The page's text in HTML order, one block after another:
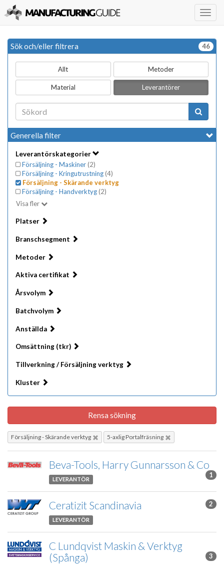
Sök och/eller filtrera 46
Allt Metoder
Material Leverantörer
Generella filter
Leverantörskategorier
Försäljning - Maskiner (2)
Försäljning - Kringutrustning (4)
Försäljning - Skärande verktyg
Försäljning - Handverktyg (2)
Visa fler
Platser
Branschsegment
Metoder
Aktiva certifikat
Årsvolym
Batchvolym
Anställda
Omsättning (tkr)
Tillverkning / Försäljning verktyg
Kluster
Rensa sökning
Försäljning - Skärande verktyg 5-axlig Portalfräsning
Beva-Tools, Harry Gunnarsson & Co
1
LEVERANTÖR
Ceratizit Scandinavia 2
LEVERANTÖR
C Lundqvist Maskin & Verktyg
(Spånga)
3